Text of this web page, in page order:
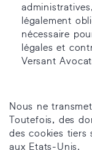
légalement
nécessaire
légales et
Versant
Nous ne
Toutefois, des
des cookies tiers
aux Etats-Unis.